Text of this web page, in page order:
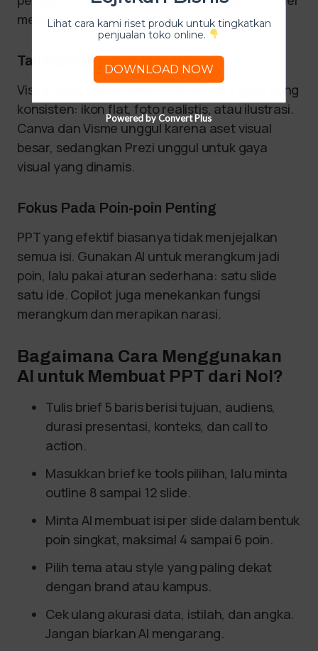
melalui bundling varian.”
Tambahkan Visual Menarik
Visual tidak harus ramai. Cukup pilih 1 gaya yang
konsisten: ikon flat, foto realistis, atau ilustrasi.
Canva dan Visme unggul karena aset visual
besar, sedangkan Prezi unggul untuk gaya
visual yang dinamis.
Fokus Pada Poin-poin Penting
PPT yang efektif biasanya tidak menjejalkan
semua isi. Gunakan AI untuk merangkum jadi
poin, lalu pakai aturan sederhana: satu slide
satu ide. Copilot juga menekankan fungsi
merangkum dan merapikan narasi.
Bagaimana Cara Menggunakan
AI untuk Membuat PPT dari Nol?
Tulis brief 5 baris berisi tujuan, audiens,
durasi presentasi, konteks, dan call to
action.
Masukkan brief ke tools pilihan, lalu minta
outline 8 sampai 12 slide.
Minta AI membuat isi per slide dalam bentuk
poin singkat, maksimal 4 sampai 6 poin.
Pilih tema atau style yang paling dekat
dengan brand atau kampus.
Cek ulang akurasi data, istilah, dan angka.
Jangan biarkan AI mengarang.
Lihat cara kami riset produk untuk tingkatkan
penjualan toko online.
DOWNLOAD NOW
Powered by Convert Plus